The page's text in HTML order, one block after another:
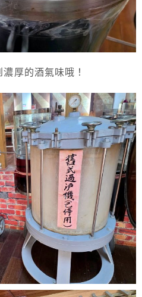
厚的酒氣味哦！